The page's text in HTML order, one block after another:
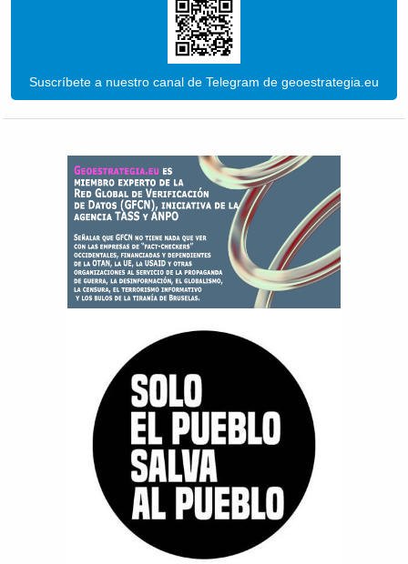
Suscríbete a nuestro canal de Telegram de geoestrategia.eu